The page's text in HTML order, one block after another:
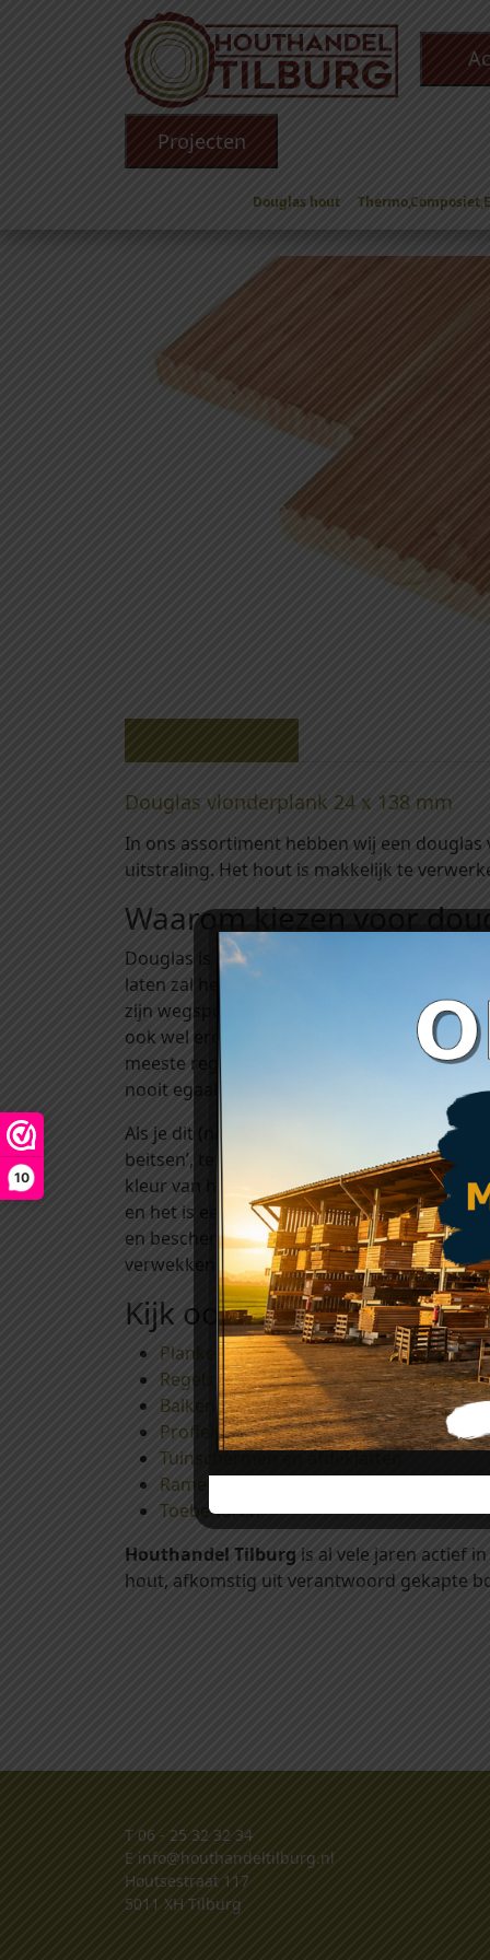
10
Projecten
Douglas hout
Douglas hout/Douglas Profiel Planken
Douglas vlonderplank 24 x 138 mm
In ons assortiment hebben wij een
uitstraling. Het hout is makkelijk te
Waarom kiezen voor
Douglas is een van de hardste Europese
laten zal het door weersinvloeden zoals
zijn wegspoelen. De combinatie van
ook wel erosie genoemd. Door deze twee
meeste regen krijgen zal deze vergrijzing
nooit egaal grijs. Delen aan de binnenzijde
Als je dit (natuurlijke) proces van
beitsen’, te vinden onder het kopje
kleur van het hout). Het gebruik van deze
en het is een decoratieve bescherming
en beschermen uw mooie hout tegen uv-
verwekkende schimmels voorkomt. Het
Kijk ook eens bij:
Planken
Regels en ribben
Balken
Profielplanken
Tuinschermen en afdeklatten
Ramen, deuren en shutters
Toebehoren
Houthandel Tilburg is al vele jaren actief
hout, afkomstig uit verantwoord gekapte
T 06 - 25 32 32 34
E info@houthandeltilburg.nl
Houtsestraat 117
5011 XH Tilburg